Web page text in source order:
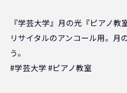
『学芸大学』月の光『ピアノ教
リサイタルのアンコール用。月
う。
#学芸大学 #ピアノ教室